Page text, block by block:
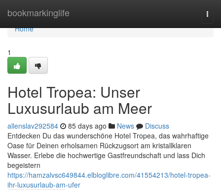
bookmarkinglife
Home
Home
1
Hotel Tropea: Unser
Luxusurlaub am Meer
allenslav292584 85 days ago News
Discuss
Entdecken Du das wunderschöne Hotel Tropea, das wahrhaftige
Oase für Deinen erholsamen Rückzugsort am kristallklaren
Wasser. Erlebe die hochwertige Gastfreundschaft und lass Dich
begeistern
https://hamzalvsc649844.elbloglibre.com/41554213/hotel-tropea-
ihr-luxusurlaub-am-ufer